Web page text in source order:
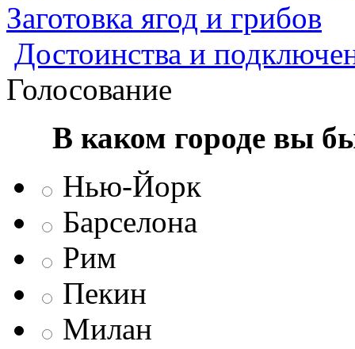
Заготовка ягод и грибов
Достоинства и
Голосование
В каком городе вы
Нью-Йорк
Барселона
Рим
Пекин
Милан